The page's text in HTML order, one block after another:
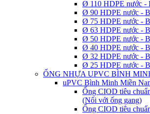
Ø 110 HDPE nước -
Ø 90 HDPE nước -
Ø 75 HDPE nước -
Ø 63 HDPE nước -
Ø 50 HDPE nước -
Ø 40 HDPE nước -
Ø 32 HDPE nước -
Ø 25 HDPE nước -
ỐNG NHỰA UPVC BÌNH
uPVC Bình Minh Miền
Ống CIOD tiêu
(Nối với ống gang)
Ống CIOD tiêu